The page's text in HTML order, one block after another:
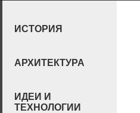
ИСТОРИЯ
АРХИТЕКТУРА
ИДЕИ И
ТЕХНОЛОГИИ